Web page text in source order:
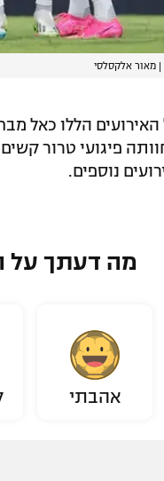
| מאור אלקסלסי
פיגועי טרור
נוספים.
מה דעתך על
אהבתי